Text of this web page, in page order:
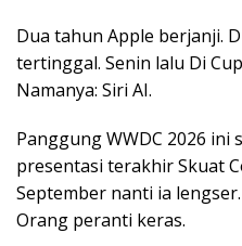
Dua tahun Apple berjanji.
tertinggal. Senin lalu Di
Namanya: Siri AI.
Panggung WWDC 2026 ini
presentasi terakhir Skuat
September nanti ia
Orang peranti keras.